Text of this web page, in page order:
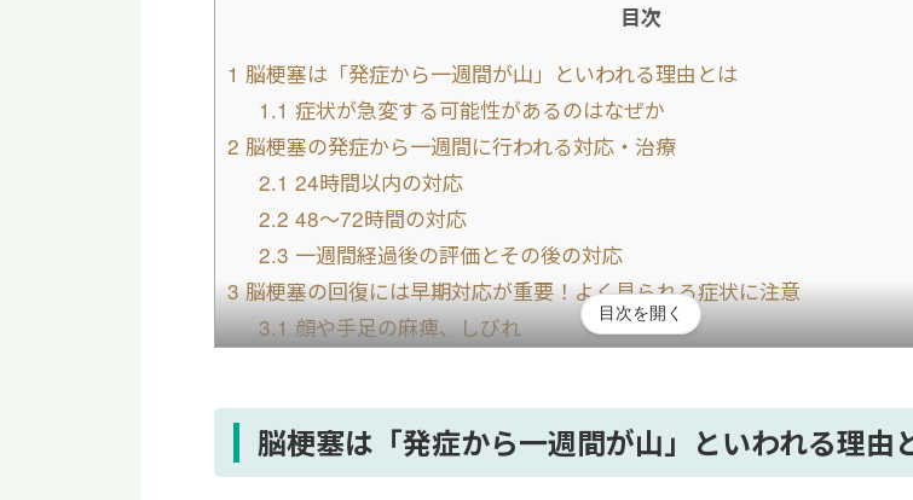
目次
1 脳梗塞は「発症から一週間が山」といわれる理由とは
1.1 症状が急変する可能性があるのはなぜか
2 脳梗塞の発症から一週間に行われる対応・治療
2.1 24時間以内の対応
2.2 48〜72時間の対応
2.3 一週間経過後の評価とその後の対応
3脳梗塞の回復には早期対応が重要！よく見られる症状に注意
3.1顔や手足の麻痺、しびれ
3.4目がぼやけ、かすみ
4脳梗塞発症から一週間の山を超えても後遺症の可能性あり
目次を開く
脳梗塞は「発症から一週間が山」といわれる理由